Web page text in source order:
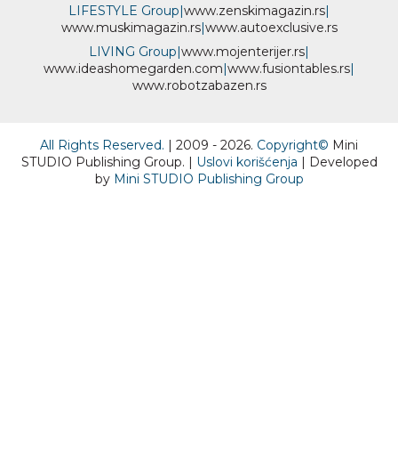
LIFESTYLE Group|www.zenskimagazin.rs|
www.muskimagazin.rs|www.autoexclusive.rs
LIVING Group|www.mojenterijer.rs|
www.ideashomegarden.com|www.fusiontables.rs|
www.robotzabazen.rs
All Rights Reserved. | 2009 - 2026. Copyright© Mini
STUDIO Publishing Group. | Uslovi korišćenja | Developed
by Mini STUDIO Publishing Group